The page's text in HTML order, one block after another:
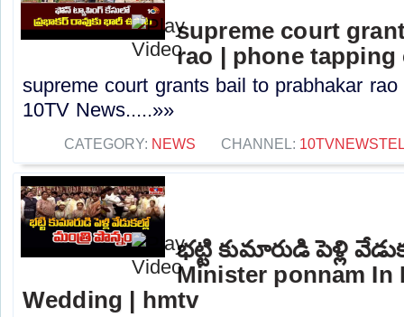
supreme court
rao | phone tapping
supreme court grants bail to prabhakar
10TV News.....»»
CATEGORY: NEWS CHANNEL:
భట్టి కుమారుడి పెళ్లి
Minister ponnam In
Wedding | hmtv